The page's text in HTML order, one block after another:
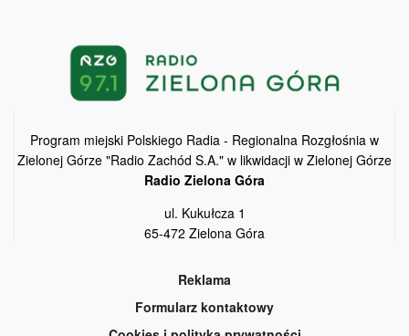
Program miejski Polskiego Radia - Regionalna Rozgłośnia w
Zielonej Górze "Radio Zachód S.A." w likwidacji w Zielonej Górze
Radio Zielona Góra
ul. Kukułcza 1
65-472 Zielona Góra
Reklama
Formularz kontaktowy